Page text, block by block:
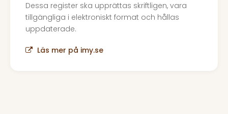
Dessa register ska upprättas skriftligen, vara
tillgängliga i elektroniskt format och hållas
uppdaterade.
Läs mer på imy.se